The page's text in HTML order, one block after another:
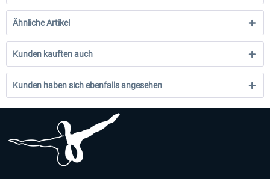
Ähnliche Artikel
Kunden kauften auch
Kunden haben sich ebenfalls angesehen